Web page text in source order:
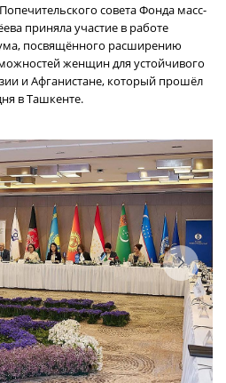
совета Фонда масс-
приняла участие в работе
посвящённого расширению
женщин для устойчивого
и Афганистане, который прошёл
в Ташкенте.